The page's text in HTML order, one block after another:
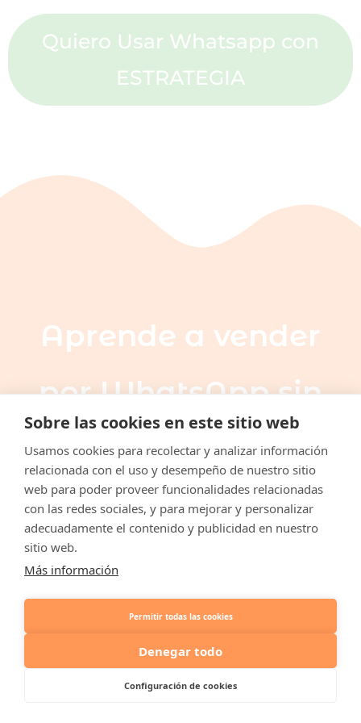
Quiero Usar Whatsapp con
ESTRATEGIA
Aprende a vender
por WhatsApp sin
improvisar, sin
perseguir y sin
hacer spam.
Sobre las cookies en este sitio web
Usamos cookies para recolectar y analizar información
relacionada con el uso y desempeño de nuestro sitio
web para poder proveer funcionalidades relacionadas
con las redes sociales, y para mejorar y personalizar
adecuadamente el contenido y publicidad en nuestro
sitio web.
Más información
Permitir todas las cookies
Denegar todo
Configuración de cookies